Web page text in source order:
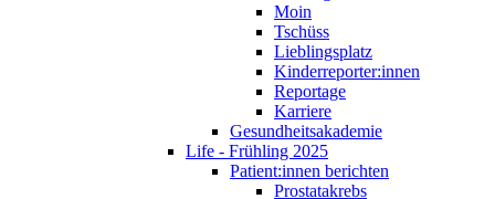
Moin
Tschüss
Lieblingsplatz
Kinderreporter:innen
Reportage
Karriere
Gesundheitsakademie
Life - Frühling 2025
Patient:innen berichten
Prostatakrebs